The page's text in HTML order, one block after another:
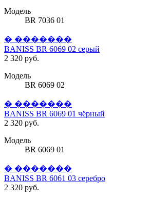
Модель
BR 7036 01
� �������
BANISS BR 6069 02 серый
2 320 руб.
Модель
BR 6069 02
� �������
BANISS BR 6069 01 чёрный
2 320 руб.
Модель
BR 6069 01
� �������
BANISS BR 6061 03 серебро
2 320 руб.